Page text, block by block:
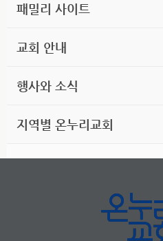
패밀리 사이트
교회 안내
행사와 소식
지역별 온누리교회